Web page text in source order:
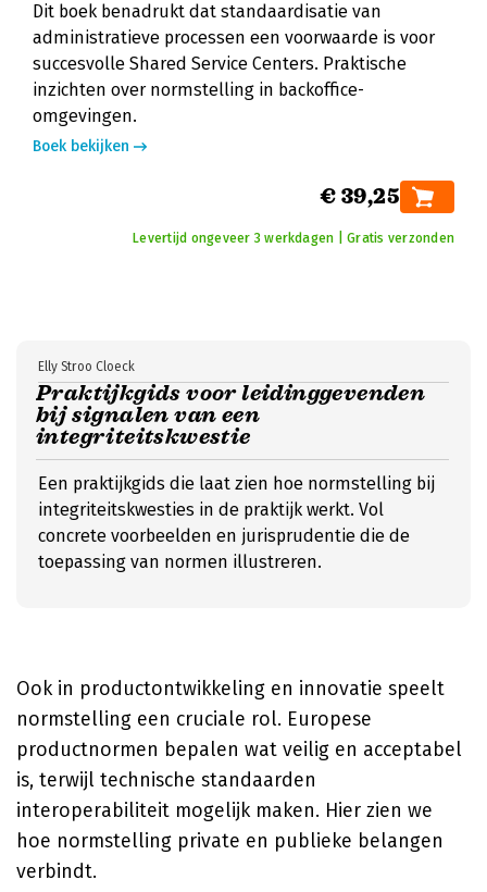
Dit boek benadrukt dat standaardisatie van
administratieve processen een voorwaarde is voor
succesvolle Shared Service Centers. Praktische
inzichten over normstelling in backoffice-
omgevingen.
Boek bekijken
€ 39,25
Levertijd ongeveer 3 werkdagen | Gratis verzonden
Praktijkgids voor leidinggevenden
bij signalen van een
integriteitskwestie
Elly Stroo Cloeck
Een praktijkgids die laat zien hoe normstelling bij
integriteitskwesties in de praktijk werkt. Vol
concrete voorbeelden en jurisprudentie die de
toepassing van normen illustreren.
Ook in productontwikkeling en innovatie speelt
normstelling een cruciale rol. Europese
productnormen bepalen wat veilig en acceptabel
is, terwijl technische standaarden
interoperabiliteit mogelijk maken. Hier zien we
hoe normstelling private en publieke belangen
verbindt.